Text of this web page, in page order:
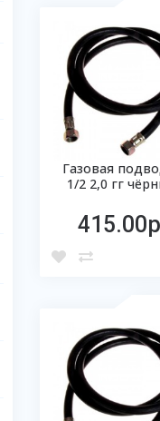
Газовая
1/2 2,0 гг